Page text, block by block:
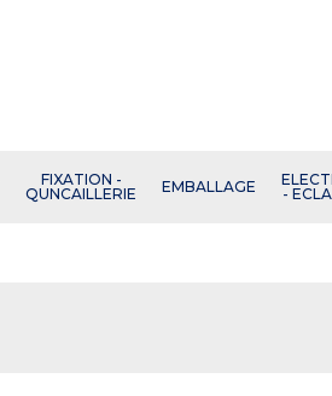
FIXATION -
QUNCAILLERIE
EMBALLAGE
-